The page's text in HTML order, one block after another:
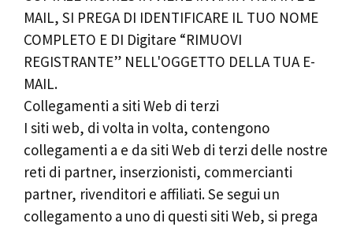
MAIL, SI PREGA DI IDENTIFICARE IL TUO NOME
COMPLETO E DI Digitare “RIMUOVI
REGISTRANTE” NELL'OGGETTO DELLA TUA E-
MAIL.
Collegamenti a siti Web di terzi
I siti web, di volta in volta, contengono
collegamenti a e da siti Web di terzi delle nostre
reti di partner, inserzionisti, commercianti
partner, rivenditori e affiliati. Se segui un
collegamento a uno di questi siti Web, si prega